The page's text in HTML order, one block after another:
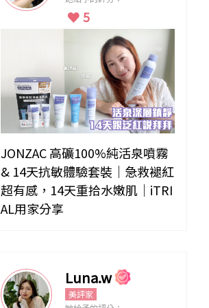
5
JONZAC 高礦100%純活泉噴霧
& 14天抗敏體驗套裝｜急救褪紅
超有感，14天重拾水嫩肌｜iTRI
AL用家分享
Luna.w
美評家